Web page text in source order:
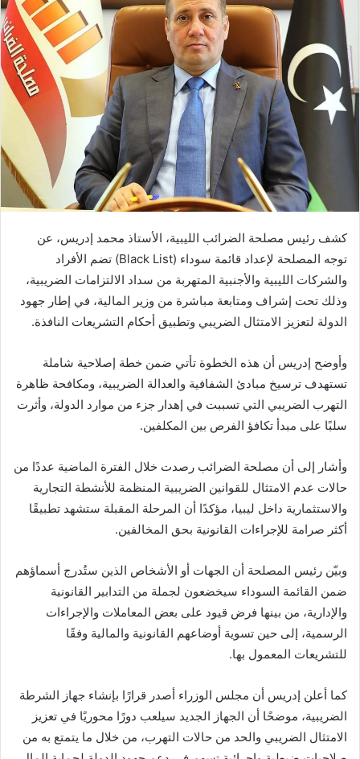
كشف رئيس مصلحة الضرائب الليبية، الأستاذ محمد إدريس، عن
توجه المصلحة لإعداد قائمة سوداء (Black List) تضم الأفراد
والشركات الليبية والأجنبية المتهربة من سداد الالتزامات الضريبية،
وذلك تحت إشراف ومتابعة مباشرة من وزير المالية، في إطار جهود
الدولة لتعزيز الامتثال الضريبي وتطبيق أحكام التشريعات النافذة.
وأوضح إدريس أن هذه الخطوة تأتي ضمن خطة إصلاحية شاملة
تستهدف ترسيخ مبادئ الشفافية والعدالة الضريبية، ومكافحة ظاهرة
التهرب الضريبي التي تسببت في إهدار جزء من موارد الدولة، وأثرت
سلبًا على مبدأ تكافؤ الفرص بين المكلفين.
وأشار إلى أن مصلحة الضرائب رصدت خلال الفترة الماضية عددًا من
حالات عدم الامتثال للقوانين الضريبية المنظمة للأنشطة التجارية
والاستثمارية داخل ليبيا، مؤكدًا أن المرحلة المقبلة ستشهد تطبيقًا
أكثر صرامة للإجراءات القانونية بحق المخالفين.
وبيّن رئيس المصلحة أن الجهات أو الأشخاص الذين ستُدرج أسماؤهم
ضمن القائمة السوداء سيخضعون لجملة من التدابير القانونية
والإدارية، من بينها فرض قيود على بعض المعاملات والإجراءات
الرسمية، إلى حين تسوية أوضاعهم القانونية والمالية وفقًا
للتشريعات المعمول بها.
كما أعلن إدريس أن مجلس الوزراء أصدر قرارًا بإنشاء جهاز الشرطة
الضريبية، موضحًا أن الجهاز الجديد سيلعب دورًا محوريًا في تعزيز
الامتثال الضريبي والحد من حالات التهرب، من خلال ما يتمتع به من